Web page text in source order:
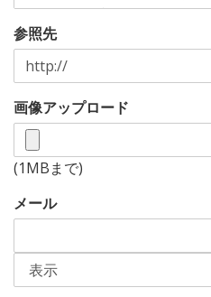
参照先
画像アップロード
(1MBまで)
メール